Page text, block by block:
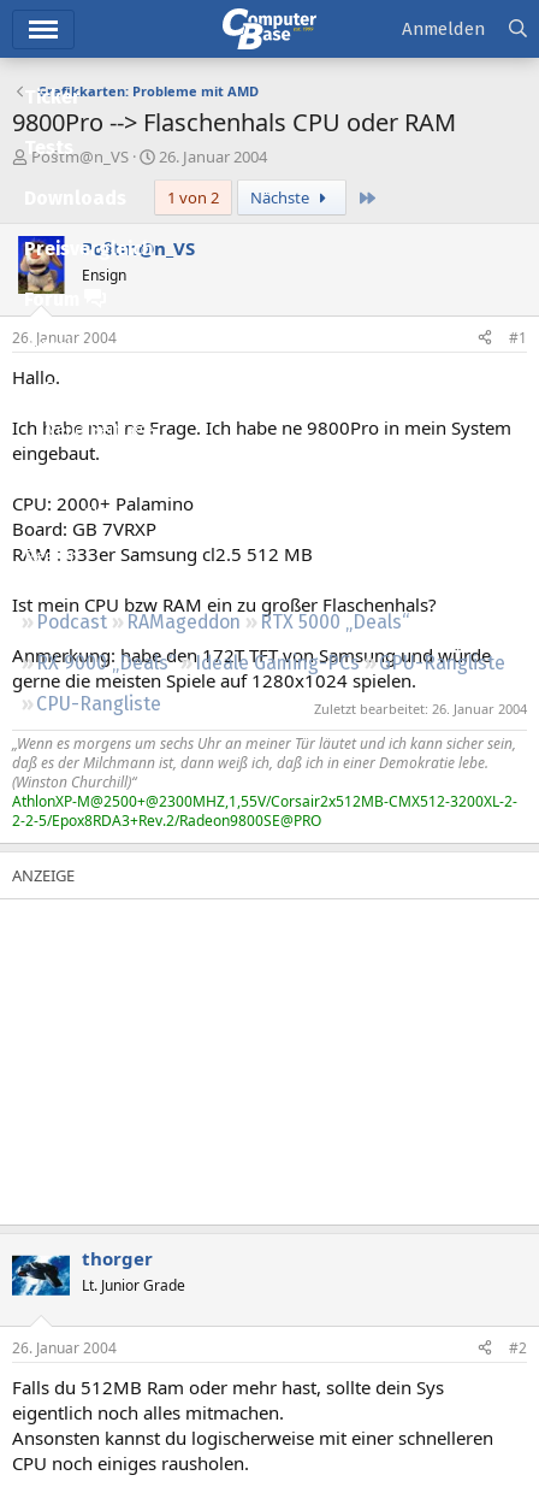
Ticker
Tests
Preisvergleich
Forum
Aktuelles
Empfohlene Inhalte
Neue Beiträge
Leserartikel
Regeln
Podcast RAMageddon
RTX 5000 „Deals“
RX 9000 „Deals“
Ideale Gaming-PCs
GPU-Rangliste
CPU-Rangliste
Anmelden
Grafikkarten: Probleme mit AMD
9800Pro --> Flaschenhals CPU oder RAM
E
e
l
l
e
Po§tm@n_VS
E
r
t
e
m
26. Januar 2004
1 von 2
Nächste
Po§tm@n_VS
Ensign
26. Januar 2004 #1
Hallo.
Ich habe mal ne Frage. Ich habe ne 9800Pro in mein System
eingebaut.
CPU: 2000+ Palamino
Board: GB 7VRXP
RAM : 333er Samsung cl2.5 512 MB
Ist mein CPU bzw RAM ein zu großer Flaschenhals?
Anmerkung: habe den 172T TFT von Samsung und würde
gerne die meisten Spiele auf 1280x1024 spielen.
Zuletzt bearbeitet: 26. Januar 2004
„Wenn es morgens um sechs Uhr an meiner Tür läutet und ich kann sicher sein,
daß es der Milchmann ist, dann weiß ich, daß ich in einer Demokratie lebe.
(Winston Churchill)“
AthlonXP-M@2500+@2300MHZ,1,55V/Corsair2x512MB-CMX512-3200XL-2-
2-2-5/Epox8RDA3+Rev.2/Radeon9800SE@PRO
thorger
Lt. Junior Grade
26. Januar 2004 #2
Falls du 512MB Ram oder mehr hast, sollte dein Sys
eigentlich noch alles mitmachen.
Ansonsten kannst du logischerweise mit einer schnelleren
CPU noch einiges rausholen.